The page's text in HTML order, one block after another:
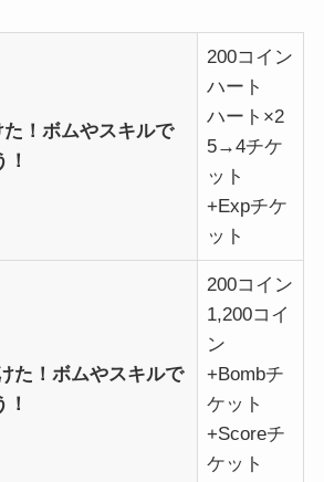
！ボムやスキルで
200コイン
ハート
ハート×2
5→4チケ
ット
+Expチケ
ット
た！ボムやスキルで
200コイン
1,200コイ
ン
+Bombチ
ケット
+Scoreチ
ケット